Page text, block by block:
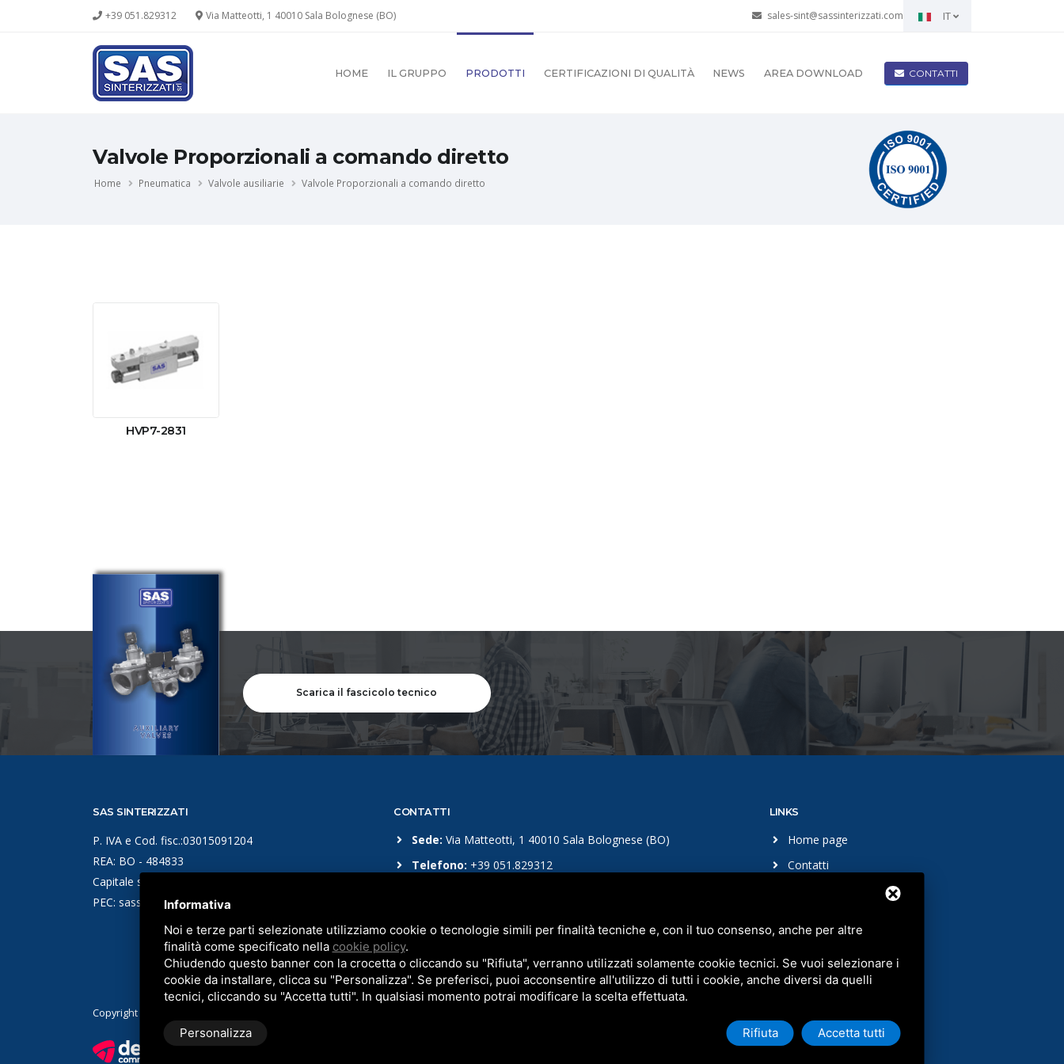
+39 051.829312 Via Matteotti, 1 40010 Sala Bolognese (BO) sales-sint@sassinterizzati.com IT
HOME IL GRUPPO PRODOTTI CERTIFICAZIONI DI QUALITÀ NEWS AREA DOWNLOAD CONTATTI
Valvole Proporzionali a comando diretto
Home Pneumatica Valvole ausiliarie Valvole Proporzionali a comando diretto
HVP7-2831
Scarica il fascicolo tecnico
SAS SINTERIZZATI
P. IVA e Cod. fisc.:03015091204
REA: BO - 484833
Capitale sociale: €50.000,00 i.v.
PEC: sassinterizzati@legalmail.it
CONTATTI
Sede: Via Matteotti, 1 40010 Sala Bolognese (BO)
Telefono: +39 051.829312
LINKS
Home page
Contatti
Copyright © 2026 SAS Sinterizzati -
Informativa
Noi e terze parti selezionate utilizziamo cookie o tecnologie simili per finalità tecniche e, con il tuo consenso, anche per altre
finalità come specificato nella cookie policy.
Chiudendo questo banner con la crocetta o cliccando su "Rifiuta", verranno utilizzati solamente cookie tecnici. Se vuoi selezionare i
cookie da installare, clicca su "Personalizza". Se preferisci, puoi acconsentire all'utilizzo di tutti i cookie, anche diversi da quelli
tecnici, cliccando su "Accetta tutti". In qualsiasi momento potrai modificare la scelta effettuata.
Personalizza Rifiuta Accetta tutti